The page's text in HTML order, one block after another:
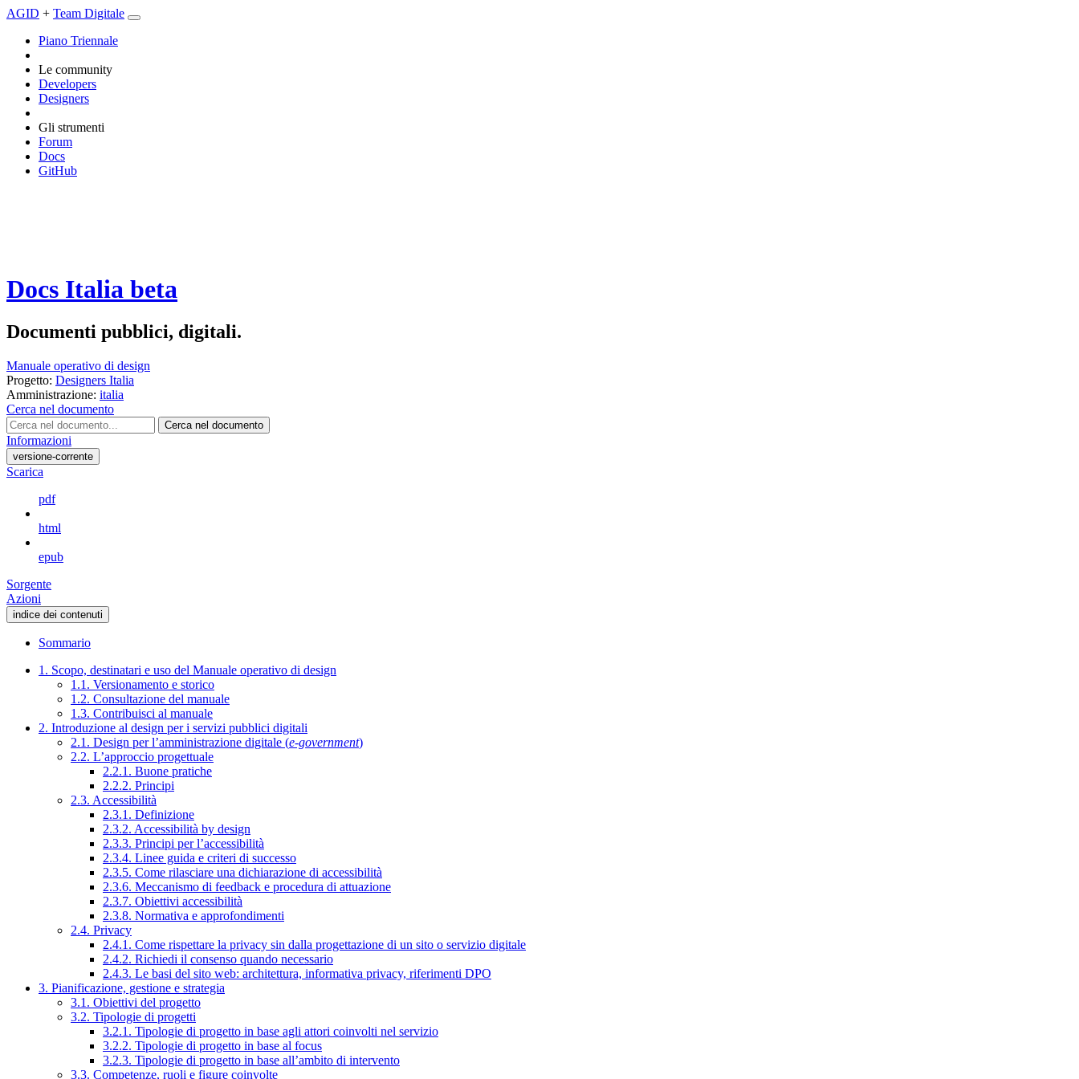
AGID + Team Digitale
Piano Triennale
Le community
Developers
Designers
Gli strumenti
Forum
Docs
GitHub
Docs Italia beta
Documenti pubblici, digitali.
Manuale operativo di design
Progetto: Designers Italia
Amministrazione: italia
Cerca nel documento
Cerca nel documento
Informazioni
versione-corrente
Scarica
pdf
html
epub
Sorgente
Azioni
indice dei contenuti
Sommario
1. Scopo, destinatari e uso del Manuale operativo di design
1.1. Versionamento e storico
1.2. Consultazione del manuale
1.3. Contribuisci al manuale
2. Introduzione al design per i servizi pubblici digitali
2.1. Design per l’amministrazione digitale (e-government)
2.2. L’approccio progettuale
2.2.1. Buone pratiche
2.2.2. Principi
2.3. Accessibilità
2.3.1. Definizione
2.3.2. Accessibilità by design
2.3.3. Principi per l’accessibilità
2.3.4. Linee guida e criteri di successo
2.3.5. Come rilasciare una dichiarazione di accessibilità
2.3.6. Meccanismo di feedback e procedura di attuazione
2.3.7. Obiettivi accessibilità
2.3.8. Normativa e approfondimenti
2.4. Privacy
2.4.1. Come rispettare la privacy sin dalla progettazione di un sito o servizio digitale
2.4.2. Richiedi il consenso quando necessario
2.4.3. Le basi del sito web: architettura, informativa privacy, riferimenti DPO
3. Pianificazione, gestione e strategia
3.1. Obiettivi del progetto
3.2. Tipologie di progetti
3.2.1. Tipologie di progetto in base agli attori coinvolti nel servizio
3.2.2. Tipologie di progetto in base al focus
3.2.3. Tipologie di progetto in base all’ambito di intervento
3.3. Competenze, ruoli e figure coinvolte